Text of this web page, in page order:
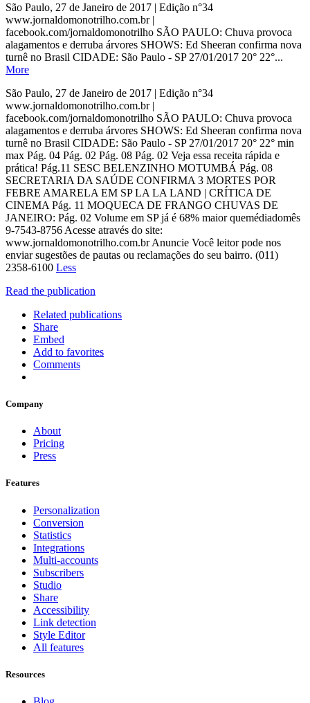
São Paulo, 27 de Janeiro de 2017 | Edição n°34
www.jornaldomonotrilho.com.br |
facebook.com/jornaldomonotrilho SÃO PAULO: Chuva provoca
alagamentos e derruba árvores SHOWS: Ed Sheeran confirma nova
turnê no Brasil CIDADE: São Paulo - SP 27/01/2017 20° 22°...
More
São Paulo, 27 de Janeiro de 2017 | Edição n°34
www.jornaldomonotrilho.com.br |
facebook.com/jornaldomonotrilho SÃO PAULO: Chuva provoca
alagamentos e derruba árvores SHOWS: Ed Sheeran confirma nova
turnê no Brasil CIDADE: São Paulo - SP 27/01/2017 20° 22° min
max Pág. 04 Pág. 02 Pág. 08 Pág. 02 Veja essa receita rápida e
prática! Pág.11 SESC BELENZINHO MOTUMBÁ Pág. 08
SECRETARIA DA SAÚDE CONFIRMA 3 MORTES POR
FEBRE AMARELA EM SP LA LA LAND | CRÍTICA DE
CINEMA Pág. 11 MOQUECA DE FRANGO CHUVAS DE
JANEIRO: Pág. 02 Volume em SP já é 68% maior quemédiadomês
9-7543-8756 Acesse através do site:
www.jornaldomonotrilho.com.br Anuncie Você leitor pode nos
enviar sugestões de pautas ou reclamações do seu bairro. (011)
2358-6100 Less
Read the publication
Related publications
Share
Embed
Add to favorites
Comments
Company
About
Pricing
Press
Features
Personalization
Conversion
Statistics
Integrations
Multi-accounts
Subscribers
Studio
Share
Accessibility
Link detection
Style Editor
All features
Resources